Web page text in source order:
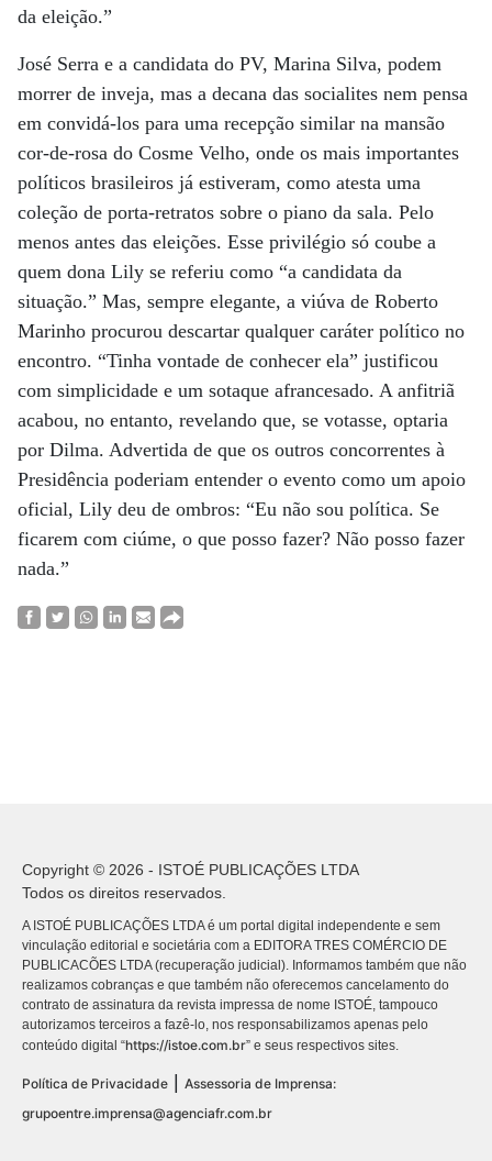
da eleição.”
José Serra e a candidata do PV, Marina Silva, podem
morrer de inveja, mas a decana das socialites nem pensa
em convidá-los para uma recepção similar na mansão
cor-de-rosa do Cosme Velho, onde os mais importantes
políticos brasileiros já estiveram, como atesta uma
coleção de porta-retratos sobre o piano da sala. Pelo
menos antes das eleições. Esse privilégio só coube a
quem dona Lily se referiu como “a candidata da
situação.” Mas, sempre elegante, a viúva de Roberto
Marinho procurou descartar qualquer caráter político no
encontro. “Tinha vontade de conhecer ela” justificou
com simplicidade e um sotaque afrancesado. A anfitriã
acabou, no entanto, revelando que, se votasse, optaria
por Dilma. Advertida de que os outros concorrentes à
Presidência poderiam entender o evento como um apoio
oficial, Lily deu de ombros: “Eu não sou política. Se
ficarem com ciúme, o que posso fazer? Não posso fazer
nada.”
Copyright © 2026 - ISTOÉ PUBLICAÇÕES LTDA
Todos os direitos reservados.
A ISTOÉ PUBLICAÇÕES LTDA é um portal digital independente e sem
vinculação editorial e societária com a EDITORA TRES COMÉRCIO DE
PUBLICACÕES LTDA (recuperação judicial). Informamos também que não
realizamos cobranças e que também não oferecemos cancelamento do
contrato de assinatura da revista impressa de nome ISTOÉ, tampouco
autorizamos terceiros a fazê-lo, nos responsabilizamos apenas pelo
conteúdo digital “https://istoe.com.br” e seus respectivos sites.
Política de Privacidade
Assessoria de Imprensa:
grupoentre.imprensa@agenciafr.com.br